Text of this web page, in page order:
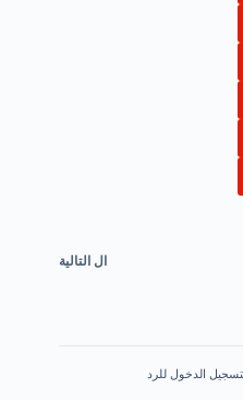
ال التالية
الدخول للرد